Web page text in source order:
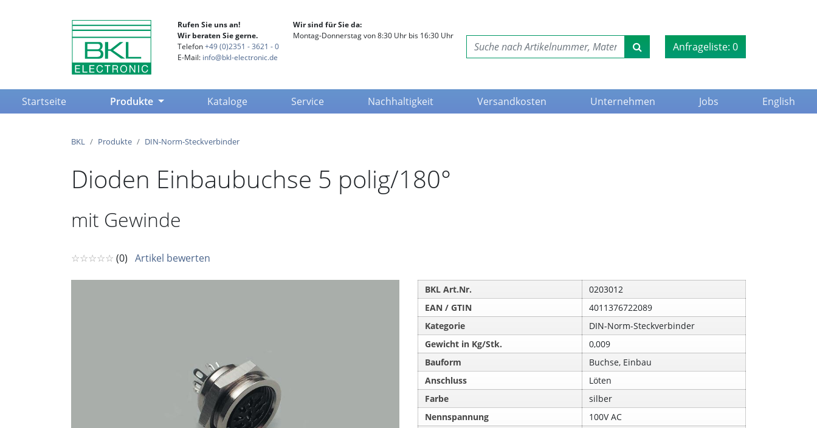
Rufen Sie uns an!
Wir beraten Sie gerne.
Telefon+49 (0)2351 - 3621 - 0
E-Mail: info@bkl-electronic.de
Wir sind für Sie da:
Montag-Donnerstag von 8:30 Uhr bis 16:30 Uhr
Anfrageliste: 0
Startseite(current) Produkte Kataloge Service Nachhaltigkeit Versandkosten Unternehmen Jobs English
BKL Produkte DIN-Norm-Steckverbinder
Dioden Einbaubuchse 5 polig/180°
mit Gewinde
☆☆☆☆☆ (0) Artikel bewerten
BKL Art.Nr.
0203012
EAN / GTIN
4011376722089
Kategorie
DIN-Norm-Steckverbinder
Gewicht in Kg/Stk.
0,009
Bauform
Buchse, Einbau
Anschluss
Löten
Farbe
silber
Nennspannung
100V AC